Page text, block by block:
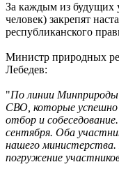
За каждым из будущих
человек) закрепят
республиканского
Министр природных
Лебедев:
"По линии Минприроды
СВО, которые
отбор и
сентября. Оба
нашего
погружение